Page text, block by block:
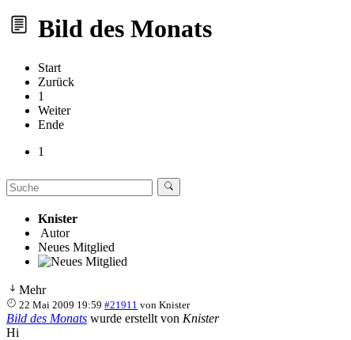
Bild des Monats
Start
Zurück
1
Weiter
Ende
1
Knister
Autor
Neues Mitglied
Mehr
22 Mai 2009 19:59 #21911 vonKnister
Bild des Monats wurde erstellt von Knister
Hi